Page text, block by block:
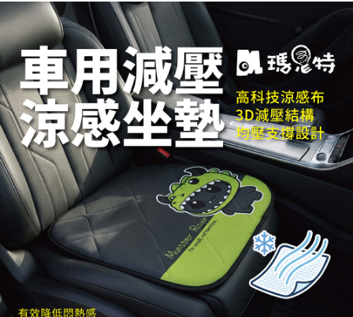
【注意事項】
１．透過由恩沛科技股份有限公司提供之「AFTEE先享後付」服務完成之交
易，需依本服務之必要範圍內提供個人資料，並將交易相關給付款項請求債
權轉讓予恩沛科技股份有限公司。
２．關於個人資料處理事宜，請瀏覽以下網址：
https://aftee.tw/terms/#terms3
３．未成年的使用者請事先徵得法定代理人或監護人之同意方可使用
「AFTEE先享後付」，若未經同意申辦者引起之損失，本公司不負相關責
任。
４．使用「AFTEE先享後付」時，將依據個別帳號之用戶狀況，依本公司即
時審查核予不同之上限額度；若仍有額度不足之情形，本公司將視審查結果
請求用戶進行身份認證。
５．嚴禁一人註冊多個帳號或使用他人資訊註冊。若發現惡意使用之情形，
恩沛科技股份有限公司將有權停止該用戶之使用額度並採取法律行動。
每筆NT$100，滿NT$1,000(含以上)免運費
黑貓貨到付款
每筆NT$150，滿NT$1,000(含以上)免運費